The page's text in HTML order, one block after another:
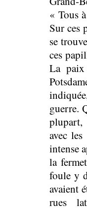
« Tous
Sur ces
se
ces
La
guerre.
plupart,
avec
intense
la
foule y
avaient
rues